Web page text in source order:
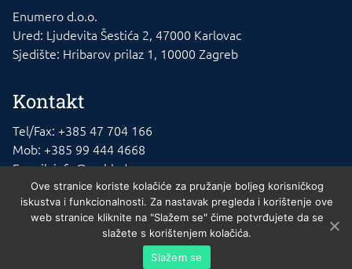
Enumero d.o.o.
Ured: Ljudevita Šestića 2, 47000 Karlovac
Sjedište: Hribarov prilaz 1, 10000 Zagreb
Kontakt
Tel/Fax: +385 47 704 166
Mob: +385 99 444 4668
E-mail: info@rashladna-oprema.com
Enumero d.o.o. © 2023. , 10010 Zagreb. MBS 02140721. Trgovački sud u
Zagrebu. Temeljni kapital: 20.000kn uplaćen u cijelosti. Osnivač Nikola Mikša
Ove stranice koriste kolačiće za pružanje boljeg korisničkog
iskustva i funkcionalnosti. Za nastavak pregleda i korištenje ove
web stranice kliknite na "Slažem se" čime potvrđujete da se
slažete s korištenjem kolačića.
Slažem se